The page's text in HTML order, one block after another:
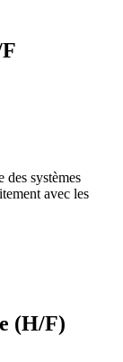
des systèmes
avec les
(H/F)